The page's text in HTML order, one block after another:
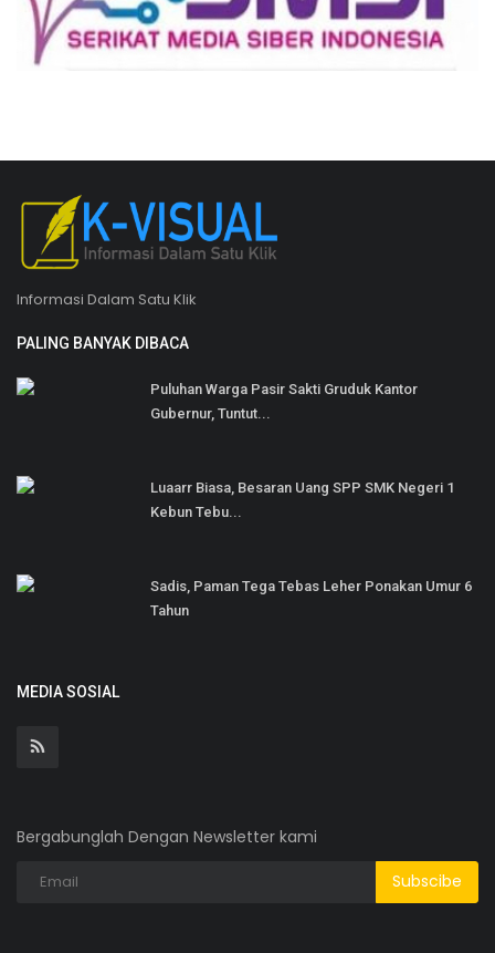
Informasi Dalam Satu Klik
PALING BANYAK DIBACA
Puluhan Warga Pasir Sakti Gruduk Kantor
Gubernur, Tuntut...
Luaarr Biasa, Besaran Uang SPP SMK Negeri 1
Kebun Tebu...
Sadis, Paman Tega Tebas Leher Ponakan Umur 6
Tahun
MEDIA SOSIAL
Bergabunglah Dengan Newsletter kami
Subscibe